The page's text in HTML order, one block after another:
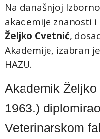
Na današnjoj
akademije znanosti
Željko Cvetnić,
Akademije, izabran
HAZU.
Akademik
1963.)
Veterinarskom